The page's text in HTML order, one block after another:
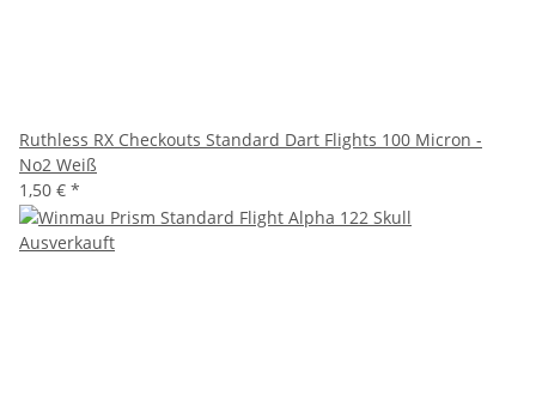
Ruthless RX Checkouts Standard Dart Flights 100 Micron -
No2 Weiß
1,50 € *
Ausverkauft